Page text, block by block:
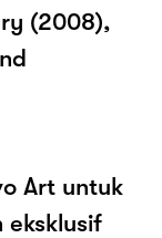
(2008),
Art untuk
eksklusif